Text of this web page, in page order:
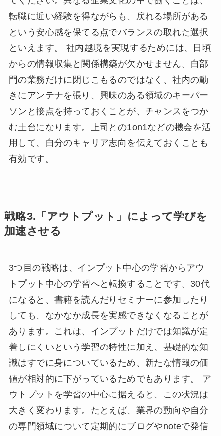
転職に近い経験を得ながらも、戻れる場所がある
という安心感を保てる点でバランスの取れた選択
といえます。 社内越境を実現するためには、日頃
からの情報収集と関係構築が欠かせません。自部
門の業務だけに閉じこもるのではなく、社内の動
きにアンテナを張り、興味のある領域のキーパー
ソンと接点を持っておくことが、チャンスをつか
む土台になります。上司との1on1などの機会を活
用して、自分のキャリア志向を伝えておくことも
有効です。
戦略3.「アウトプット」によって学びを
加速させる
3つ目の戦略は、インプット中心の学習からアウ
トプット中心の学習へと転換することです。30代
になると、書籍を読んだりセミナーに参加したり
しても、なかなか成長を実感できなくなることが
あります。これは、インプットだけでは知識が定
着しにくいという学習の特性に加え、基礎的な知
識はすでに身についているため、新たな情報の価
値が相対的に下がっているためでもあります。 ア
ウトプットを学習の中心に据えると、この状況は
大きく変わります。たとえば、業界の動向や自分
の専門領域について定期的にブログやnoteで発信